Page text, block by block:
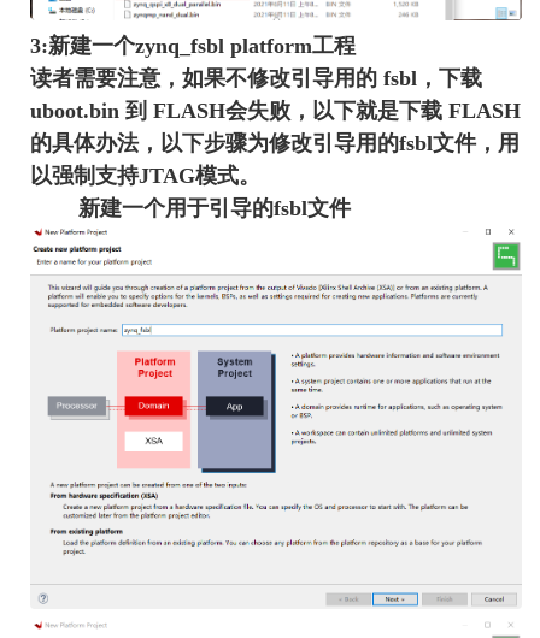
3:新建一个zynq_fsbl platform工程
读者需要注意，如果不修改引导用的 fsbl ，下载
uboot.bin 到 FLASH会失败，以下就是下载 FLASH
的具体办法，以下步骤为修改引导用的fsbl文件，用
以强制支持JTAG模式。
新建一个用于引导的fsbl文件